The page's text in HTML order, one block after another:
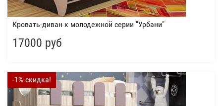
Кровать-диван к молодежной серии "Урбани"
17000 руб
-1% скидка!